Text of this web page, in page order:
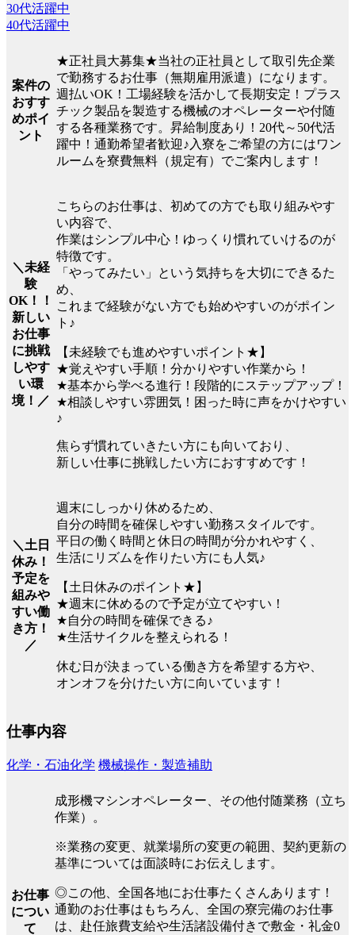
30代活躍中
40代活躍中
案件の
おすす
めポイ
ント
★正社員大募集★当社の正社員として取引先企業
で勤務するお仕事（無期雇用派遣）になります。
週払いOK！工場経験を活かして長期安定！プラス
チック製品を製造する機械のオペレーターや付随
する各種業務です。昇給制度あり！20代～50代活
躍中！通勤希望者歓迎♪入寮をご希望の方にはワン
ルームを寮費無料（規定有）でご案内します！
＼未経
験
OK！！
新しい
お仕事
に挑戦
しやす
い環
境！／
こちらのお仕事は、初めての方でも取り組みやす
い内容で、
作業はシンプル中心！ゆっくり慣れていけるのが
特徴です。
「やってみたい」という気持ちを大切にできるた
め、
これまで経験がない方でも始めやすいのがポイン
ト♪
【未経験でも進めやすいポイント★】
★覚えやすい手順！分かりやすい作業から！
★基本から学べる進行！段階的にステップアップ！
★相談しやすい雰囲気！困った時に声をかけやすい
♪
焦らず慣れていきたい方にも向いており、
新しい仕事に挑戦したい方におすすめです！
＼土日
休み！
予定を
組みや
すい働
き方！
／
週末にしっかり休めるため、
自分の時間を確保しやすい勤務スタイルです。
平日の働く時間と休日の時間が分かれやすく、
生活にリズムを作りたい方にも人気♪
【土日休みのポイント★】
★週末に休めるので予定が立てやすい！
★自分の時間を確保できる♪
★生活サイクルを整えられる！
休む日が決まっている働き方を希望する方や、
オンオフを分けたい方に向いています！
仕事内容
化学・石油化学 機械操作・製造補助
お仕事
につい
て
成形機マシンオペレーター、その他付随業務（立ち
作業）。
※業務の変更、就業場所の変更の範囲、契約更新の
基準については面談時にお伝えします。
◎この他、全国各地にお仕事たくさんあります！
通勤のお仕事はもちろん、全国の寮完備のお仕事
は、赴任旅費支給や生活諸設備付きで敷金・礼金0